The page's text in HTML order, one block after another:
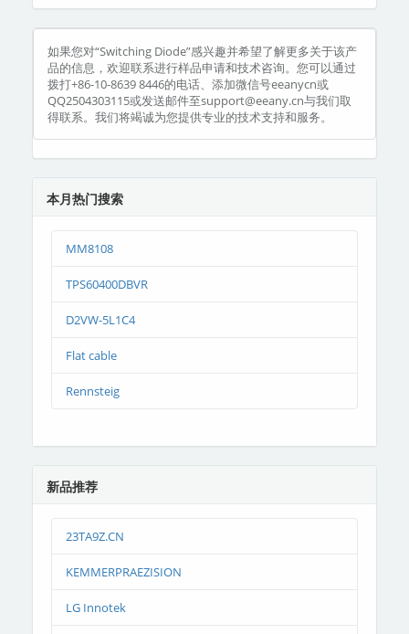
如果您对“Switching Diode”感兴趣并希望了解更多关于该产
品的信息，欢迎联系进行样品申请和技术咨询。您可以通过
拨打+86-10-8639 8446的电话、添加微信号eeanycn或
QQ2504303115或发送邮件至support@eeany.cn与我们取
得联系。我们将竭诚为您提供专业的技术支持和服务。
本月热门搜索
MM8108
TPS60400DBVR
D2VW-5L1C4
Flat cable
Rennsteig
新品推荐
23TA9Z.CN
KEMMERPRAEZISION
LG Innotek